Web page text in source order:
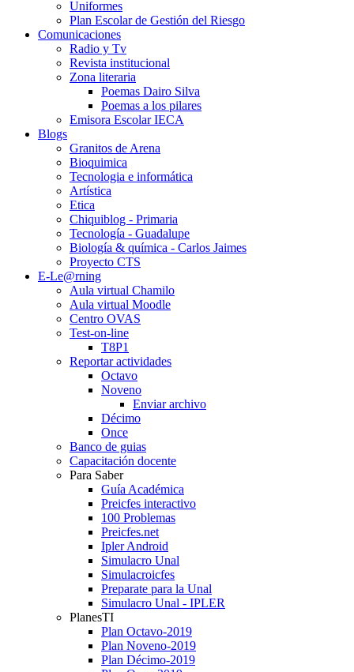
Uniformes
Plan Escolar de Gestión del Riesgo
Comunicaciones
Radio y Tv
Revista institucional
Zona literaria
Poemas Dairo Silva
Poemas a los pilares
Emisora Escolar IECA
Blogs
Granitos de Arena
Bioquimica
Tecnologia e informática
Artística
Etica
Chiquiblog - Primaria
Tecnología - Guadalupe
Biología & química - Carlos Jaimes
Proyecto CTS
E-Le@rning
Aula virtual Chamilo
Aula virtual Moodle
Centro OVAS
Test-on-line
T8P1
Reportar actividades
Octavo
Noveno
Enviar archivo
Décimo
Once
Banco de guias
Capacitación docente
Para Saber
Guía Académica
Preicfes interactivo
100 Problemas
Preicfes.net
Ipler Android
Simulacro Unal
Simulacroicfes
Preparate para la Unal
Simulacro Unal - IPLER
PlanesTI
Plan Octavo-2019
Plan Noveno-2019
Plan Décimo-2019